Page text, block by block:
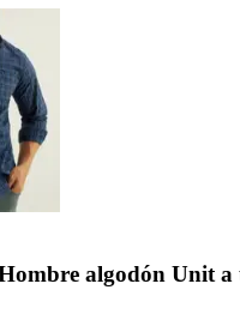
algodón Unit a